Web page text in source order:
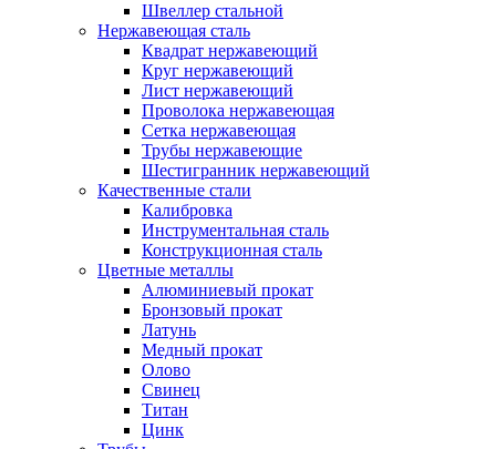
Швеллер стальной
Нержавеющая сталь
Квадрат нержавеющий
Круг нержавеющий
Лист нержавеющий
Проволока нержавеющая
Сетка нержавеющая
Трубы нержавеющие
Шестигранник нержавеющий
Качественные стали
Калибровка
Инструментальная сталь
Конструкционная сталь
Цветные металлы
Алюминиевый прокат
Бронзовый прокат
Латунь
Медный прокат
Олово
Свинец
Титан
Цинк